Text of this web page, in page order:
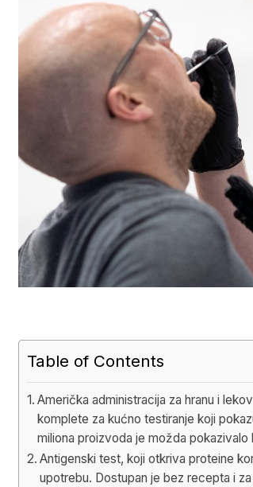
Table of Contents
Američka administracija za hranu i
komplete za kućno testiranje koji
miliona proizvoda je možda
Antigenski test, koji otkriva proteine
upotrebu. Dostupan je bez recepta i